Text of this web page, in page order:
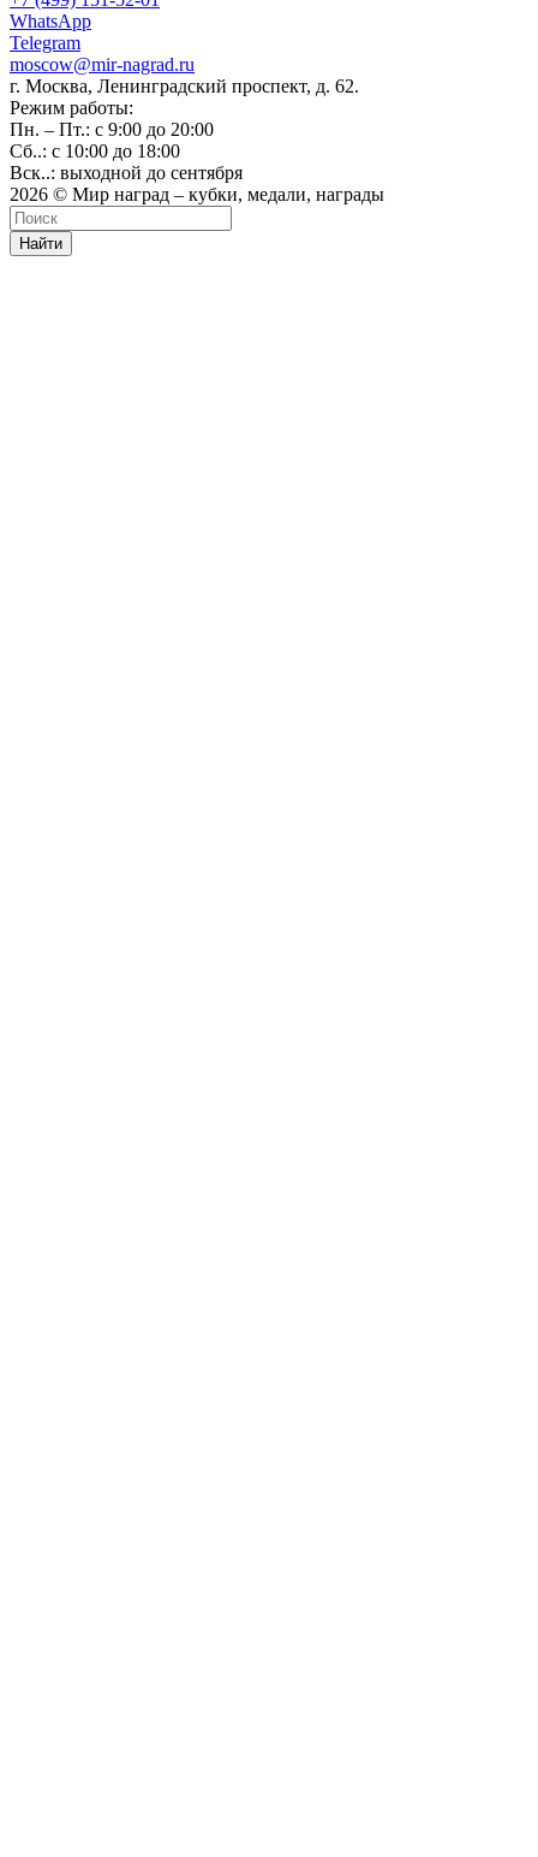
WhatsApp
Telegram
moscow@mir-nagrad.ru
г. Москва, Ленинградский проспект, д. 62.
Режим работы:
Пн. – Пт.: с 9:00 до 20:00
Сб..: с 10:00 до 18:00
Вск..: выходной до сентября
2026 © Мир наград – кубки, медали, награды
Найти